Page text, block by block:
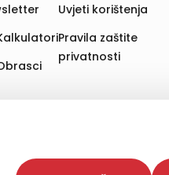
Time poboljšavamo
web stranica i uređaja u
Uvjeti korištenja
Pravila zaštite
privatnosti